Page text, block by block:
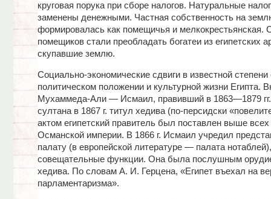
круговая порука при сборе налогов. Натуральные
заменены денежными. Частная собственность на
формировалась как помещичья и мелкокрестьянская.
помещиков стали преобладать богатеи из египетских
скупавшие землю.
Социально-экономические сдвиги в известной степени
политическом положении и культурной жизни Египта.
Мухаммеда-Али — Исмаил, правивший в 1863—1879
султана в 1867 г. титул хедива (по-персидски
актом египетский правитель был поставлен выше
Османской империи. В 1866 г. Исмаил учредил
палату (в европейской литературе — палата
совещательные функции. Она была послушным
хедива. По словам А. И. Герцена, «Египет въехал на
парламентаризма».